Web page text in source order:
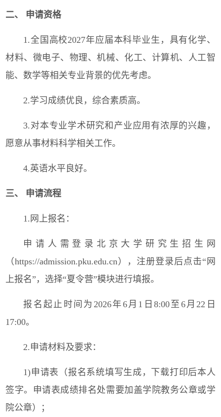
二、 申请资格
1.全国高校2027年应届本科毕业生，具有化学、
材料、微电子、物理、机械、化工、计算机、人工智
能、数学等相关专业背景的优先考虑。
2.学习成绩优良，综合素质高。
3.对本专业学术研究和产业应用有浓厚的兴趣，
愿意从事材料科学相关工作。
4.英语水平良好。
三、 申请流程
1.网上报名：
申请人需登录北京大学研究生招生网
（https://admission.pku.edu.cn），注册登录后点击“网
上报名”，选择“夏令营”模块进行填报。
报名起止时间为2026年6月1日8:00至6月22日
17:00。
2.申请材料及要求：
1)申请表（报名系统填写生成，下载打印后本人
签字。申请表成绩排名处需要加盖学院教务公章或学
院公章）；